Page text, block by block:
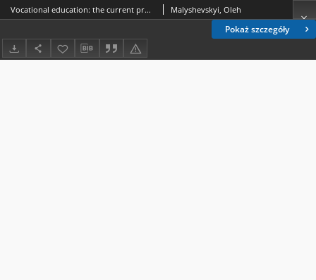
Pokaż szczegóły
Vocational education: the current problems and post-war prospects Malyshevskyi, Oleh